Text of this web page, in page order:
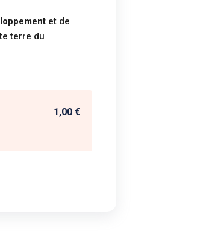
et de
terre du
1,00 €